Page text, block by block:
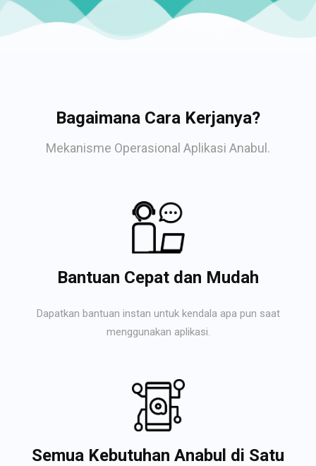
Bagaimana Cara Kerjanya?
Mekanisme Operasional Aplikasi Anabul.
Bantuan Cepat dan Mudah
Dapatkan bantuan instan untuk kendala apa pun saat
menggunakan aplikasi.
Semua Kebutuhan Anabul di Satu